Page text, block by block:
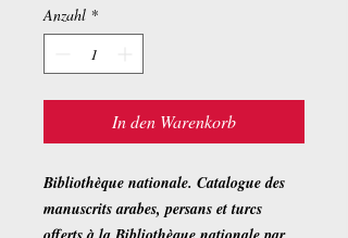
Anzahl *
In den Warenkorb
Bibliothèque nationale. Catalogue des
manuscrits arabes, persans et turcs